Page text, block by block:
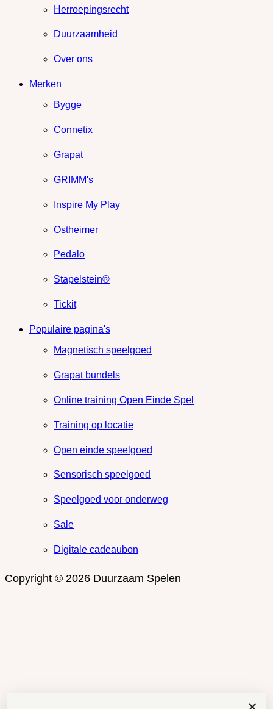
Herroepingsrecht
Duurzaamheid
Over ons
Merken
Bygge
Connetix
Grapat
GRIMM's
Inspire My Play
Ostheimer
Pedalo
Stapelstein®
Tickit
Populaire pagina's
Magnetisch speelgoed
Grapat bundels
Online training Open Einde Spel
Training op locatie
Open einde speelgoed
Sensorisch speelgoed
Speelgoed voor onderweg
Sale
Digitale cadeaubon
Copyright © 2026 Duurzaam Spelen